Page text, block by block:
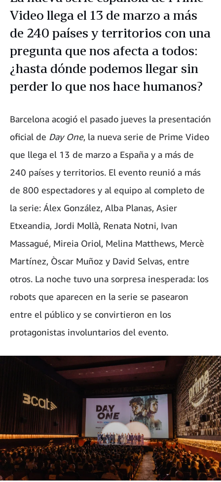
Video llega el 13 de marzo a más
de 240 países y territorios con una
pregunta que nos afecta a todos:
¿hasta dónde podemos llegar sin
perder lo que nos hace humanos?
Barcelona acogió el pasado jueves la presentación
oficial de Day One, la nueva serie de Prime Video
que llega el 13 de marzo a España y a más de
240 países y territorios. El evento reunió a más
de 800 espectadores y al equipo al completo de
la serie: Álex González, Alba Planas, Asier
Etxeandia, Jordi Mollà, Renata Notni, Ivan
Massagué, Mireia Oriol, Melina Matthews, Mercè
Martínez, Òscar Muñoz y David Selvas, entre
otros. La noche tuvo una sorpresa inesperada: los
robots que aparecen en la serie se pasearon
entre el público y se convirtieron en los
protagonistas involuntarios del evento.